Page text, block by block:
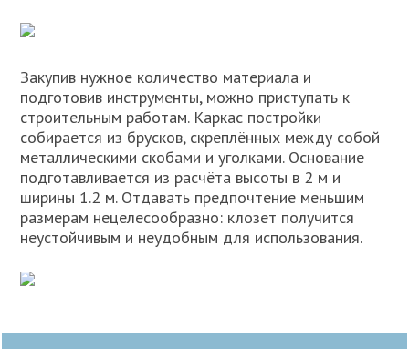
Закупив нужное количество материала и
подготовив инструменты, можно приступать к
строительным работам. Каркас постройки
собирается из брусков, скреплённых между собой
металлическими скобами и уголками. Основание
подготавливается из расчёта высоты в 2 м и
ширины 1.2 м. Отдавать предпочтение меньшим
размерам нецелесообразно: клозет получится
неустойчивым и неудобным для использования.